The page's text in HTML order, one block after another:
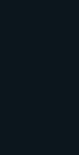
het vervoer van
van de
toegelaten
of tot één van
een meting
Bijlage.
op basis van
schip zelf of van
de
van de
de snijpunten
kromme lijn die